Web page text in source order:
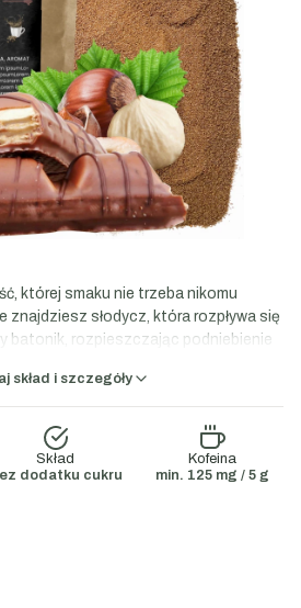
której smaku nie trzeba nikomu
znajdziesz słodycz, która rozpływa się
batonik, rozpieszczając podniebienie
idealna dla wszystkich amatorów
sobie na odrobinę rozkoszy
parzenia kawy.
naturalna, aromat
skład i szczegóły
Skład
dodatku cukru
Kofeina
min. 125 mg / 5 g